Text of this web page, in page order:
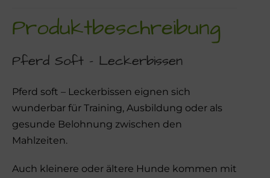
Produktbeschreibung
Pferd Soft – Leckerbissen
Pferd soft – Leckerbissen eignen sich
wunderbar für Training, Ausbildung oder als
gesunde Belohnung zwischen den
Mahlzeiten.
Auch kleinere oder ältere Hunde kommen mit